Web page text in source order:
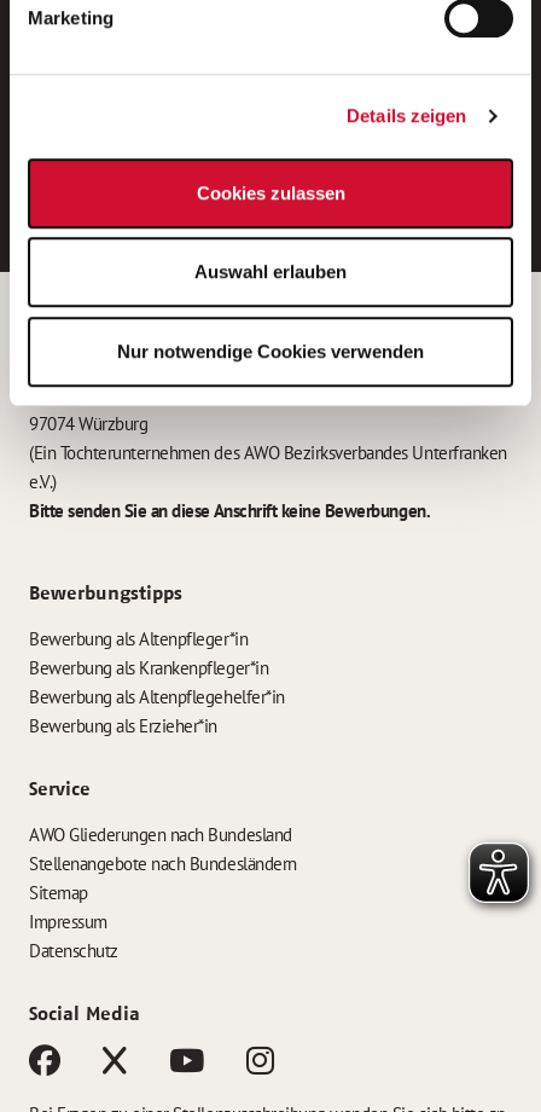
Marketing
Details zeigen
Cookies zulassen
Auswahl erlauben
Nur notwendige Cookies verwenden
E-Mail-Adresse eintragen
Betreiber der Webseite
Garitz Bewirtschaftungsbetriebe GmbH
Kantstraße 45a
97074 Würzburg
(Ein Tochterunternehmen des AWO Bezirksverbandes Unterfranken
e.V.)
Bitte senden Sie an diese Anschrift keine Bewerbungen.
Bewerbungstipps
Bewerbung als Altenpfleger*in
Bewerbung als Krankenpfleger*in
Bewerbung als Altenpflegehelfer*in
Bewerbung als Erzieher*in
Service
AWO Gliederungen nach Bundesland
Stellenangebote nach Bundesländern
Sitemap
Impressum
Datenschutz
Social Media